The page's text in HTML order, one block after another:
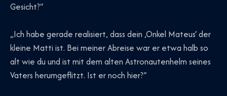
Gesicht?“
„Ich habe gerade realisiert, dass dein ‚Onkel Mateus‘ der
kleine Matti ist. Bei meiner Abreise war er etwa halb so
alt wie du und ist mit dem alten Astronautenhelm seines
Vaters herumgeflitzt. Ist er noch hier?“